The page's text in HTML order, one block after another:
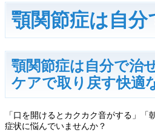
顎関節症は自分
顎関節症は自分で治
ケアで取り戻す快適
「口を開けるとカクカク音がする」「
症状に悩んでいませんか？